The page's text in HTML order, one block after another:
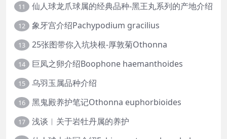
11 仙人球龙爪球属的经典品种-黑王丸系列的产地介绍
12 象牙宫介绍Pachypodium gracilius
13 25张图带你入坑块根-厚敦菊Othonna
14 巨凤之卵介绍Boophone haemanthoides
15 乌羽玉属品种介绍
16 黑鬼殿养护笔记Othonna euphorbioides
17 浅谈︱关于岩牡丹属的养护